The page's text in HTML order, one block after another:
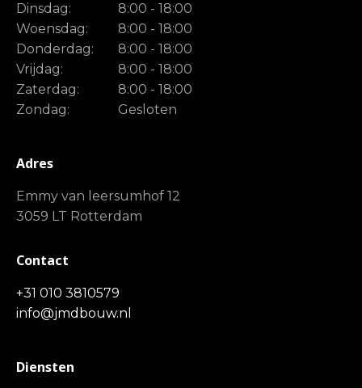
Dinsdag:
8:00 - 18:00
Woensdag:
8:00 - 18:00
Donderdag:
8:00 - 18:00
Vrijdag:
8:00 - 18:00
Zaterdag:
8:00 - 18:00
Zondag:
Gesloten
Adres
Emmy van leersumhof 12
3059 LT Rotterdam
Contact
+31 010 3810579
info@jmdbouw.nl
Diensten